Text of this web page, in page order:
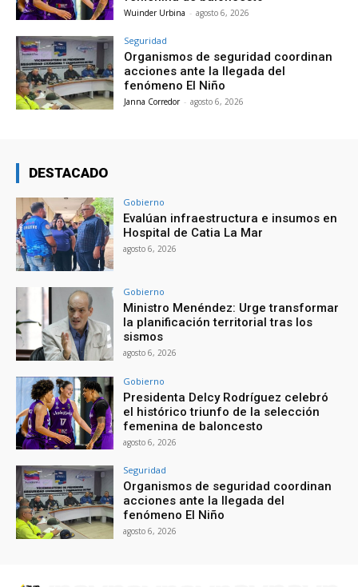
Wuinder Urbina - agosto 6, 2026
Seguridad
Organismos de seguridad coordinan
acciones ante la llegada del
fenómeno El Niño
Janna Corredor - agosto 6, 2026
DESTACADO
Gobierno
Evalúan infraestructura e insumos en
Hospital de Catia La Mar
agosto 6, 2026
Gobierno
Ministro Menéndez: Urge transformar
la planificación territorial tras los
sismos
agosto 6, 2026
Gobierno
Presidenta Delcy Rodríguez celebró
el histórico triunfo de la selección
femenina de baloncesto
agosto 6, 2026
Seguridad
Organismos de seguridad coordinan
acciones ante la llegada del
fenómeno El Niño
agosto 6, 2026